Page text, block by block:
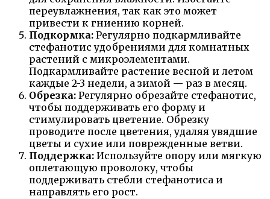
переувлажнения, так как это может
привести к гниению корней.
Подкормка: Регулярно подкармливайте
стефанотис удобрениями для комнатных
растений с микроэлементами.
Подкармливайте растение весной и летом
каждые 2-3 недели, а зимой — раз в месяц.
Обрезка: Регулярно обрезайте стефанотис,
чтобы поддерживать его форму и
стимулировать цветение. Обрезку
проводите после цветения, удаляя увядшие
цветы и сухие или поврежденные ветви.
Поддержка: Используйте опору или мягкую
оплетающую проволоку, чтобы
поддерживать стебли стефанотиса и
направлять его рост.